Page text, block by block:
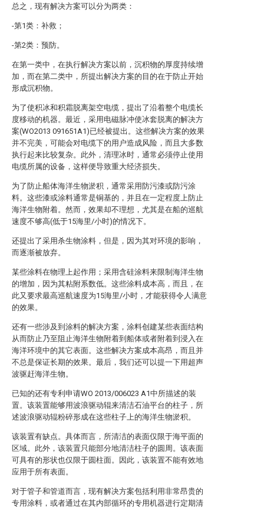
总之，现有解决方案可以分为两类：
-第1类：补救；
-第2类：预防。
在第一类中，在执行解决方案以前，沉积物的厚度持续增
加，而在第二类中，所提出解决方案的目的在于防止开始
形成沉积物。
为了使积冰和积霜脱离架空电缆，提出了沿着整个电缆长
度移动的机器。最近，采用电磁脉冲使冰套脱离的解决方
案(WO2013 091651A1)已经被提出。这些解决方案的效果
并不完美，可能会对电缆下的用户造成风险，而且大多数
执行起来比较复杂。此外，清理冰时，通常必须停止使用
电缆所属的设备，这样便导致重大经济损失。
为了防止船体海洋生物淤积，通常采用防污漆或防污涂
料。这些漆或涂料通常是铜基的，并且在一定程度上防止
海洋生物附着。然而，效果却不理想，尤其是在船的巡航
速度不够高(低于15海里/小时)的情况下。
还提出了采用杀生物涂料，但是，因为其对环境的影响，
而逐渐被放弃。
某些涂料在物理上起作用；采用含硅涂料来限制海洋生物
的增加，因为其粘附系数低。这些涂料成本高，而且，在
此又要求最高巡航速度为15海里/小时，才能获得令人满意
的效果。
还有一些涉及到涂料的解决方案，涂料创建某些表面结构
从而防止乃至阻止海洋生物附着到船体或者附着到浸入在
海洋环境中的其它表面。这些解决方案成本高昂，而且并
不总是保证长期的效果。最后，我们还可以提一下用超声
波驱赶海洋生物。
已知的还有专利申请WO 2013/006023 A1中所描述的装
置。该装置能够用波浪驱动辊来清洁石油平台的柱子，所
述波浪驱动辊粉碎形成在这些柱子上的海洋生物淤积。
该装置有缺点。具体而言，所清洁的表面仅限于海平面的
区域。此外，该装置只能部分地清洁柱子的圆周。该表面
可具有的形状也仅限于圆柱面。因此，该装置不能有效地
应用于所有表面。
对于管子和管道而言，现有解决方案包括利用非常昂贵的
专用涂料，或者通过在其内部循环的专用机器进行定期清